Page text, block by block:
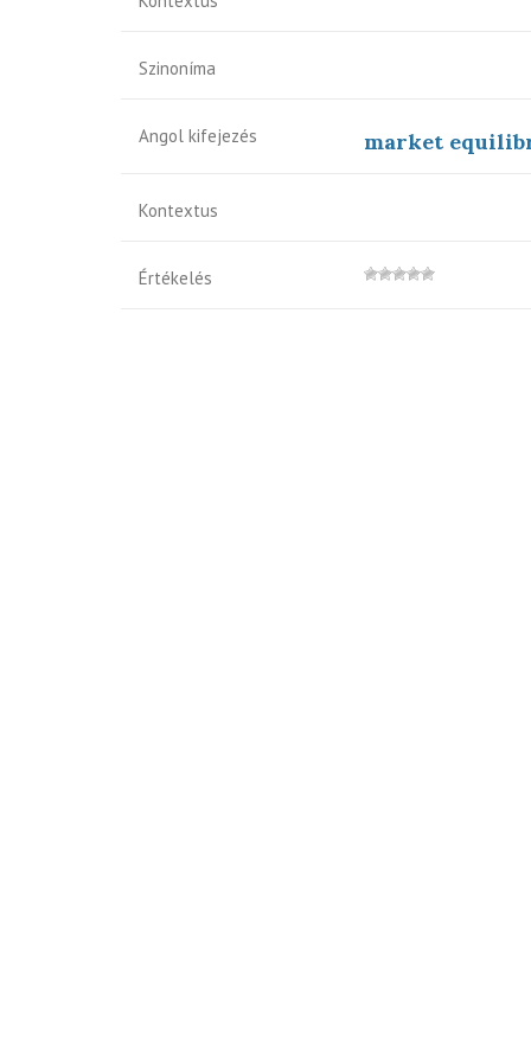
Szinoníma
Angol kifejezés market
Kontextus
Értékelés